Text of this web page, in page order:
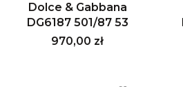
Dolce & Gabbana
DG6187 501/87 53
Cena
970,00 zł